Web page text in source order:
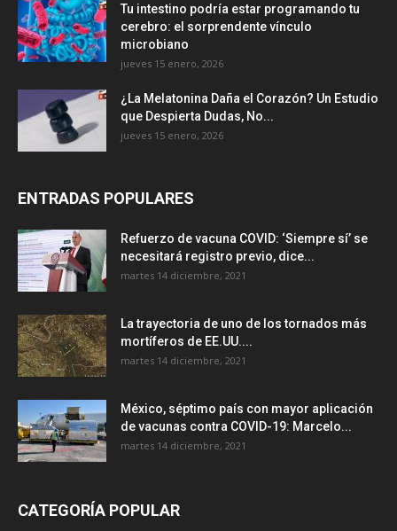
Tu intestino podría estar programando tu
cerebro: el sorprendente vínculo
microbiano
jueves 15 enero, 2026
¿La Melatonina Daña el Corazón? Un Estudio
que Despierta Dudas, No...
jueves 15 enero, 2026
ENTRADAS POPULARES
Refuerzo de vacuna COVID: ‘Siempre sí’ se
necesitará registro previo, dice...
martes 14 diciembre, 2021
La trayectoria de uno de los tornados más
mortíferos de EE.UU....
martes 14 diciembre, 2021
México, séptimo país con mayor aplicación
de vacunas contra COVID-19: Marcelo...
martes 14 diciembre, 2021
CATEGORÍA POPULAR